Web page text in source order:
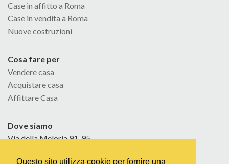
Questo sito utilizza cookie per fornire una
Case in affitto a Roma
Case in vendita a Roma
Nuove costruzioni
Cosa fare per
Vendere casa
Acquistare casa
Affittare Casa
Dove siamo
Via della Meloria 91-95